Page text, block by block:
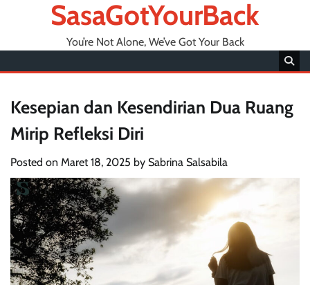
SasaGotYourBack
You’re Not Alone, We’ve Got Your Back
Kesepian dan Kesendirian Dua Ruang
Mirip Refleksi Diri
Posted on Maret 18, 2025 by Sabrina Salsabila